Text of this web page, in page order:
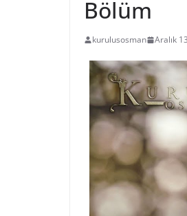
Bölüm
kurulusosman Aralık